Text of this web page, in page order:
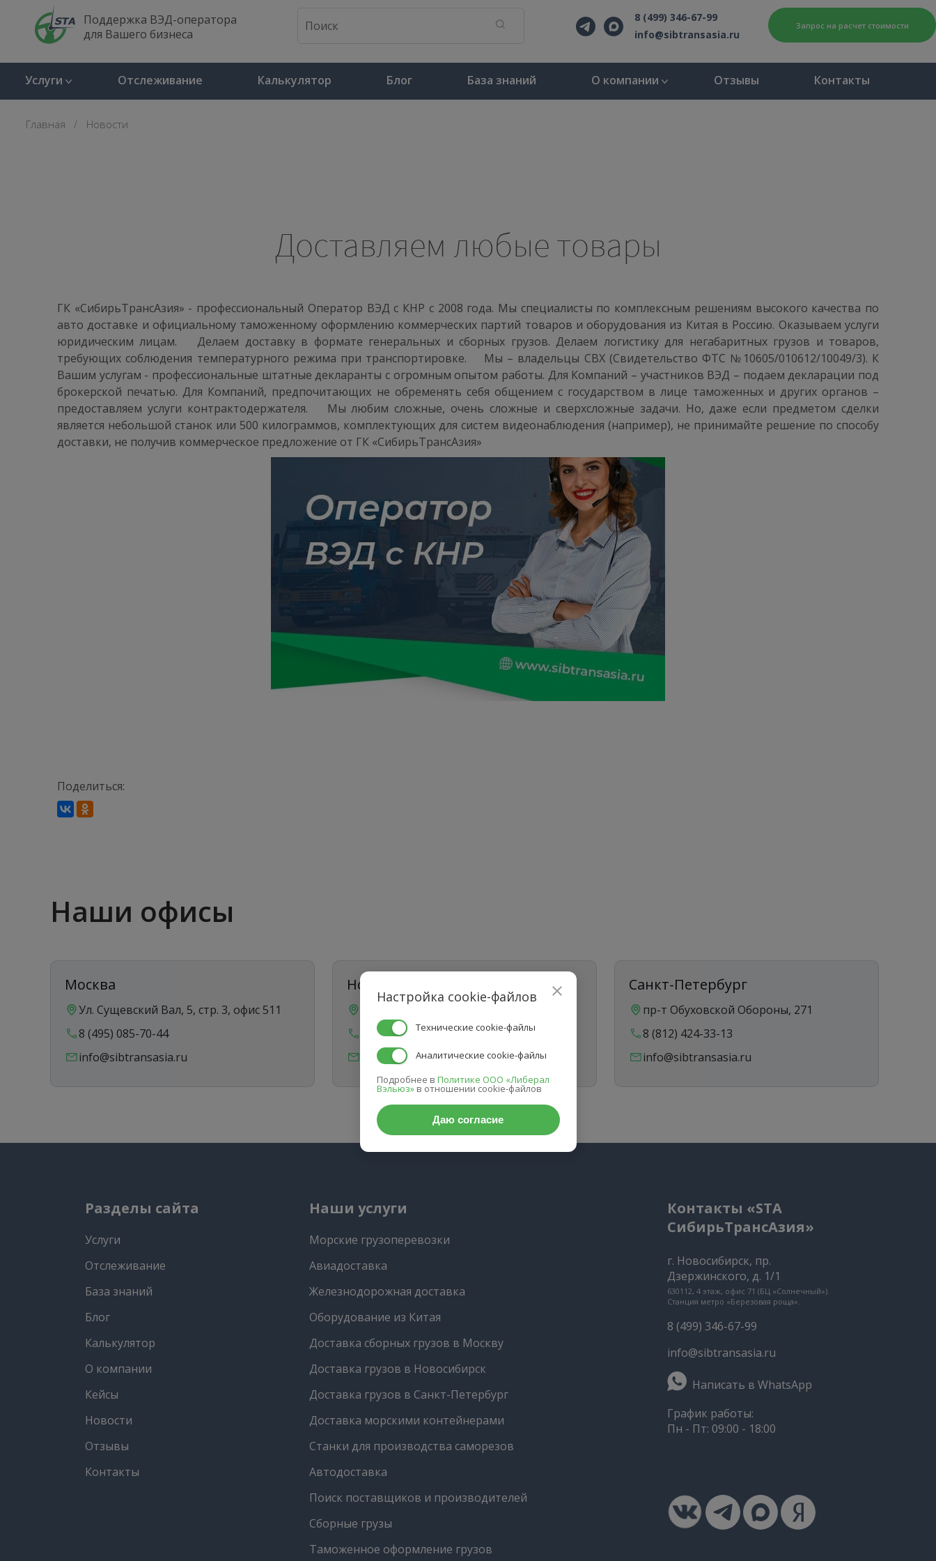
Поддержка ВЭД-оператора
для Вашего бизнеса
8 (499) 346-67-99
info@sibtransasia.ru
Запрос на расчет стоимости
Услуги Отслеживание Калькулятор Блог База знаний О компании Отзывы Контакты
Настройка cookie-файлов
Технические cookie-файлы
Аналитические cookie-файлы
Подробнее в Политике ООО «Либерал
Вэльюз»в отношении cookie-файлов
Даю согласие
Главная Новости
Доставляем любые товары
ГК «СибирьТрансАзия» - профессиональный Оператор ВЭД с КНР с 2008 года. Мы специалисты по комплексным решениям высокого качества по
авто доставке и официальному таможенному оформлению коммерческих партий товаров и оборудования из Китая в Россию. Оказываем услуги
юридическим лицам. ⠀ Делаем доставку в формате генеральных и сборных грузов. Делаем логистику для негабаритных грузов и товаров,
требующих соблюдения температурного режима при транспортировке. ⠀ Мы – владельцы СВХ (Свидетельство ФТС №10605/010612/10049/3). К
Вашим услугам - профессиональные штатные декларанты с огромным опытом работы. Для Компаний – участников ВЭД – подаем декларации под
брокерской печатью. Для Компаний, предпочитающих не обременять себя общением с государством в лице таможенных и других органов –
предоставляем услуги контрактодержателя. ⠀ Мы любим сложные, очень сложные и сверхсложные задачи. Но, даже если предметом сделки
является небольшой станок или 500 килограммов, комплектующих для систем видеонаблюдения (например), не принимайте решение по способу
доставки, не получив коммерческое предложение от ГК «СибирьТрансАзия»
Поделиться:
Наши офисы
Москва
Ул. Сущевский Вал, 5, стр. 3, офис 511
8 (495) 085-70-44
info@sibtransasia.ru
Новосибирск
8 (383) 207-88-60
info@sibtransasia.ru
Санкт-Петербург
пр-т Обуховской Обороны, 271
8 (812) 424-33-13
info@sibtransasia.ru
Контакты «STA
СибирьТрансАзия»
г. Новосибирск, пр.
Дзержинского, д. 1/1
630112, 4 этаж, офис 71 (БЦ «Солнечный»).
Станция метро «Березовая роща».
8 (499) 346-67-99
info@sibtransasia.ru
Написать в WhatsApp
График работы:
Пн - Пт: 09:00 - 18:00
Разделы сайта
Услуги
Отслеживание
База знаний
Блог
Калькулятор
О компании
Кейсы
Новости
Отзывы
Контакты
Наши услуги
Морские грузоперевозки
Авиадоставка
Железнодорожная доставка
Оборудование из Китая
Доставка сборных грузов в Москву
Доставка грузов в Новосибирск
Доставка грузов в Санкт-Петербург
Доставка морскими контейнерами
Станки для производства саморезов
Автодоставка
Поиск поставщиков и производителей
Сборные грузы
Таможенное оформление грузов